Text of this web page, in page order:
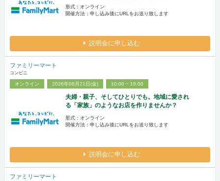
形式：オンライン
開催方法：申し込み後にURLをお送り致します
説明会に申し込む
ファミリーマート
コンビニ
オンライン 2026年08月21日(金) 10:00 ~ 19:00
夫婦・親子、そしてひとりでも。地域に愛され
る「家族」のようなお店を作りませんか？
形式：オンライン
開催方法：申し込み後にURLをお送り致します
説明会に申し込む
ファミリーマート